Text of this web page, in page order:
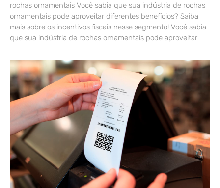
rochas ornamentais Você sabia que sua indústria de rochas
ornamentais pode aproveitar diferentes benefícios? Saiba
mais sobre os incentivos fiscais nesse segmento! Você sabia
que sua indústria de rochas ornamentais pode aproveitar